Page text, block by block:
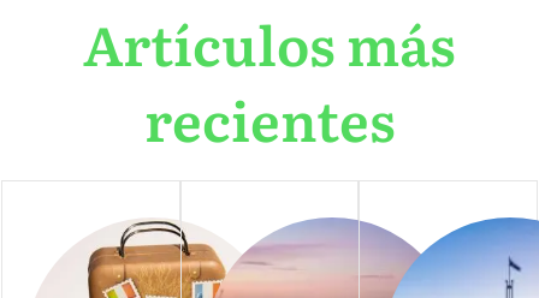
Artículos más
recientes